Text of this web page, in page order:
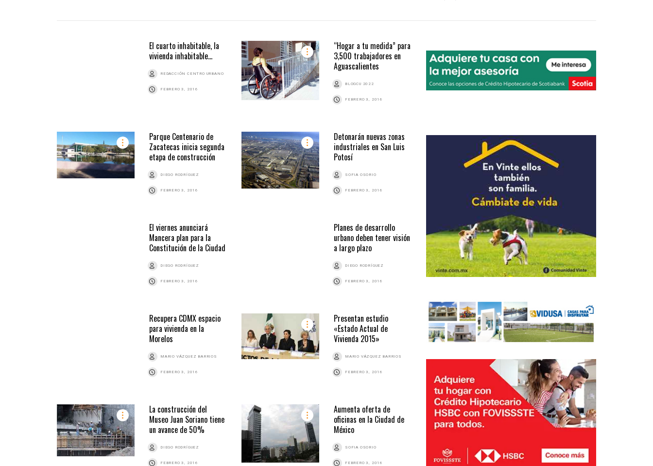
El cuarto inhabitable, la
vivienda inhabitable…
REDACCIÓN CENTRO URBANO
FEBRERO 3, 2016
“Hogar a tu medida” para
3,500 trabajadores en
Aguascalientes
BLOGCU 2022
FEBRERO 3, 2016
Parque Centenario de
Zacatecas inicia segunda
etapa de construcción
DIEGO RODRÍGUEZ
FEBRERO 3, 2016
Detonarán nuevas zonas
industriales en San Luis
Potosí
SOFIA OSORIO
FEBRERO 3, 2016
El viernes anunciará
Mancera plan para la
Constitución de la Ciudad
DIEGO RODRÍGUEZ
FEBRERO 3, 2016
Planes de desarrollo
urbano deben tener visión
a largo plazo
DIEGO RODRÍGUEZ
FEBRERO 3, 2016
Recupera CDMX espacio
para vivienda en la
Morelos
MARIO VÁZQUEZ BARRIOS
FEBRERO 3, 2016
Presentan estudio
«Estado Actual de
Vivienda 2015»
MARIO VÁZQUEZ BARRIOS
FEBRERO 3, 2016
La construcción del
Museo Juan Soriano tiene
un avance de 50%
DIEGO RODRÍGUEZ
FEBRERO 3, 2016
Aumenta oferta de
oficinas en la Ciudad de
México
SOFIA OSORIO
FEBRERO 3, 2016